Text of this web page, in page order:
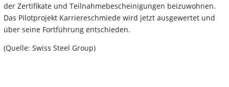
der Zertifikate und Teilnahmebescheinigungen beizuwohnen.
Das Pilotprojekt Karriereschmiede wird jetzt ausgewertet und
über seine Fortführung entschieden.
(Quelle: Swiss Steel Group)